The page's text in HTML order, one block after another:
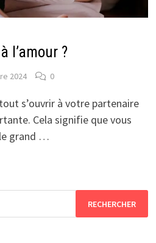
l’amour ?
2024 0
s’ouvrir à votre partenaire
Cela signifie que vous
grand …